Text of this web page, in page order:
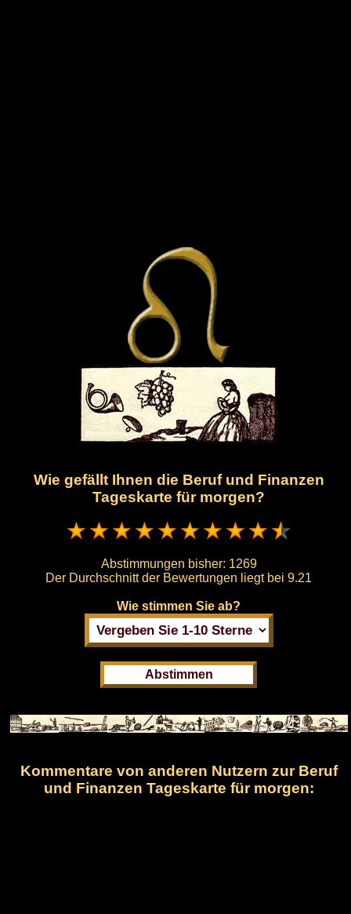
Wie gefällt Ihnen die Beruf und Finanzen
Tageskarte für morgen?
Abstimmungen bisher: 1269
Der Durchschnitt der Bewertungen liegt bei 9.21
Wie stimmen Sie ab?
Kommentare von anderen Nutzern zur Beruf
und Finanzen Tageskarte für morgen: